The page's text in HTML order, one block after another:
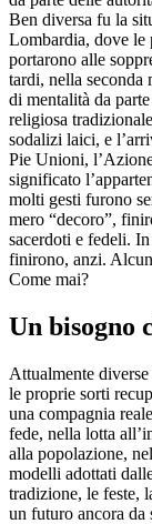
Ben diversa fu la
Lombardia, dove
portarono alle
tardi, nella seconda
di mentalità da
religiosa
sodalizi laici, e
Pie Unioni,
significato
molti gesti furono
mero “decoro”,
sacerdoti e fedeli.
finirono, anzi.
Come mai?
Un bisogno
Attualmente
le proprie sorti
una compagnia
fede, nella lotta
alla popolazione,
modelli adottati
tradizione, le feste,
un futuro ancora da